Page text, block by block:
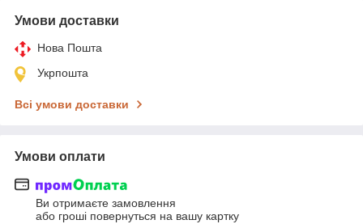
Умови доставки
Нова Пошта
Укрпошта
Всі умови доставки
Умови оплати
Ви отримаєте замовлення
або гроші повернуться на вашу картку